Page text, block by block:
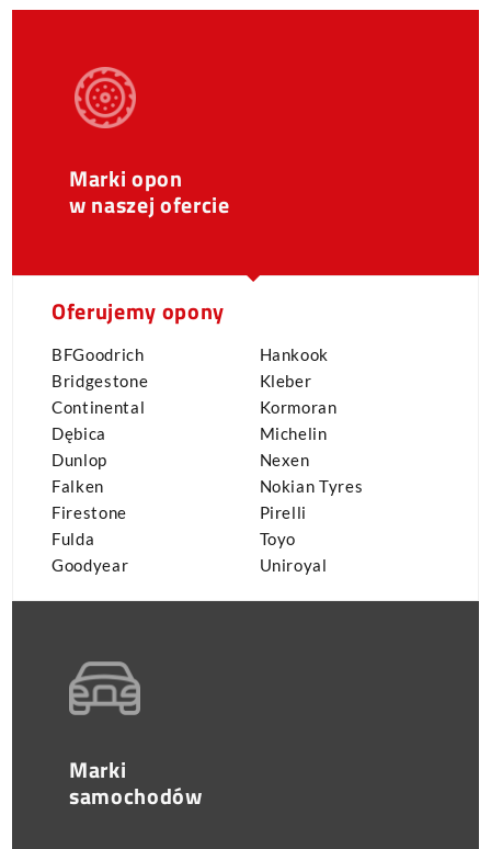
Marki opon
w naszej ofercie
Oferujemy opony
BFGoodrich
Bridgestone
Continental
Dębica
Dunlop
Falken
Firestone
Fulda
Goodyear
Hankook
Kleber
Kormoran
Michelin
Nexen
Nokian Tyres
Pirelli
Toyo
Uniroyal
Marki
samochodów